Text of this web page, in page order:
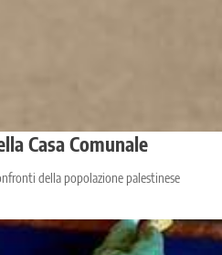
Casa Comunale
della popolazione palestinese